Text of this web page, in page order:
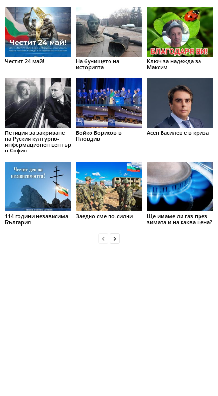
Честит 24 май!
На бунището на
историята
Ключ за надежда за
Максим
Петиция за закриване
на Руския културно-
информационен център
в София
Бойко Борисов в
Пловдив
Асен Василев е в криза
114 години независима
България
Заедно сме по-силни
Ще имаме ли газ през
зимата и на каква цена?